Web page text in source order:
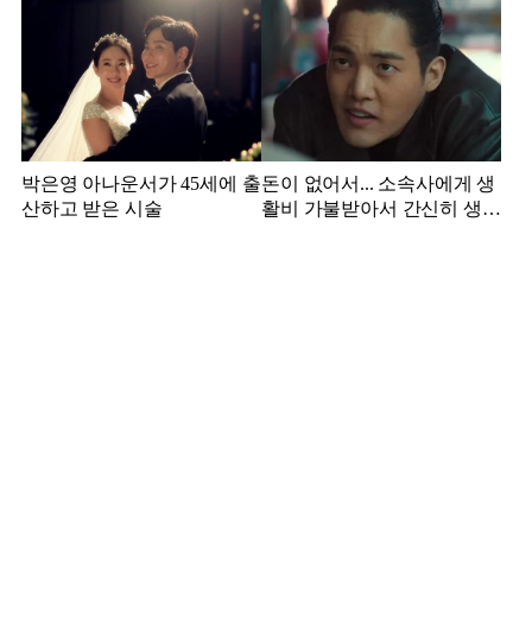
강사 아내
박은영 아나운서가 45세에 출
산하고 받은 시술
돈이 없어서... 소속사에게 생
활비 가불받아서 간신히 생활